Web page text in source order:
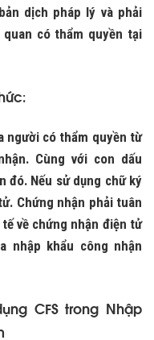
dịch pháp lý và phải
có thẩm quyền tại
:
người có thẩm quyền từ
Cùng với con dấu
đó. Nếu sử dụng chữ ký
Chứng nhận phải tuân
về chứng nhận điện tử
nhập khẩu công nhận
CFS trong Nhập